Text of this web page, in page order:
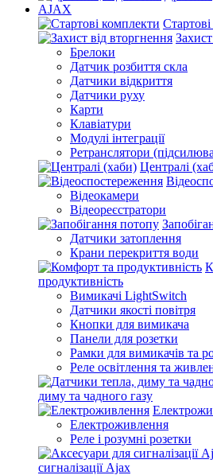
AJAX
Брелоки
Датчик розбиття скла
Датчики відкриття
Датчики руху
Карти
Клавіатури
Модулі інтеграції
Ретранслятори
Централі
Відеокамери
Відеореєстратори
Датчики затоплення
Крани перекриття води
продуктивність
Вимикачі LightSwitch
Датчики якості повітря
Кнопки для вимикача
Панели для розетки
Рамки для вимикачів та
Реле освітлення та
диму та чадного газу
Електроживлення
Реле і розумні розетки
сигналізації Ajax